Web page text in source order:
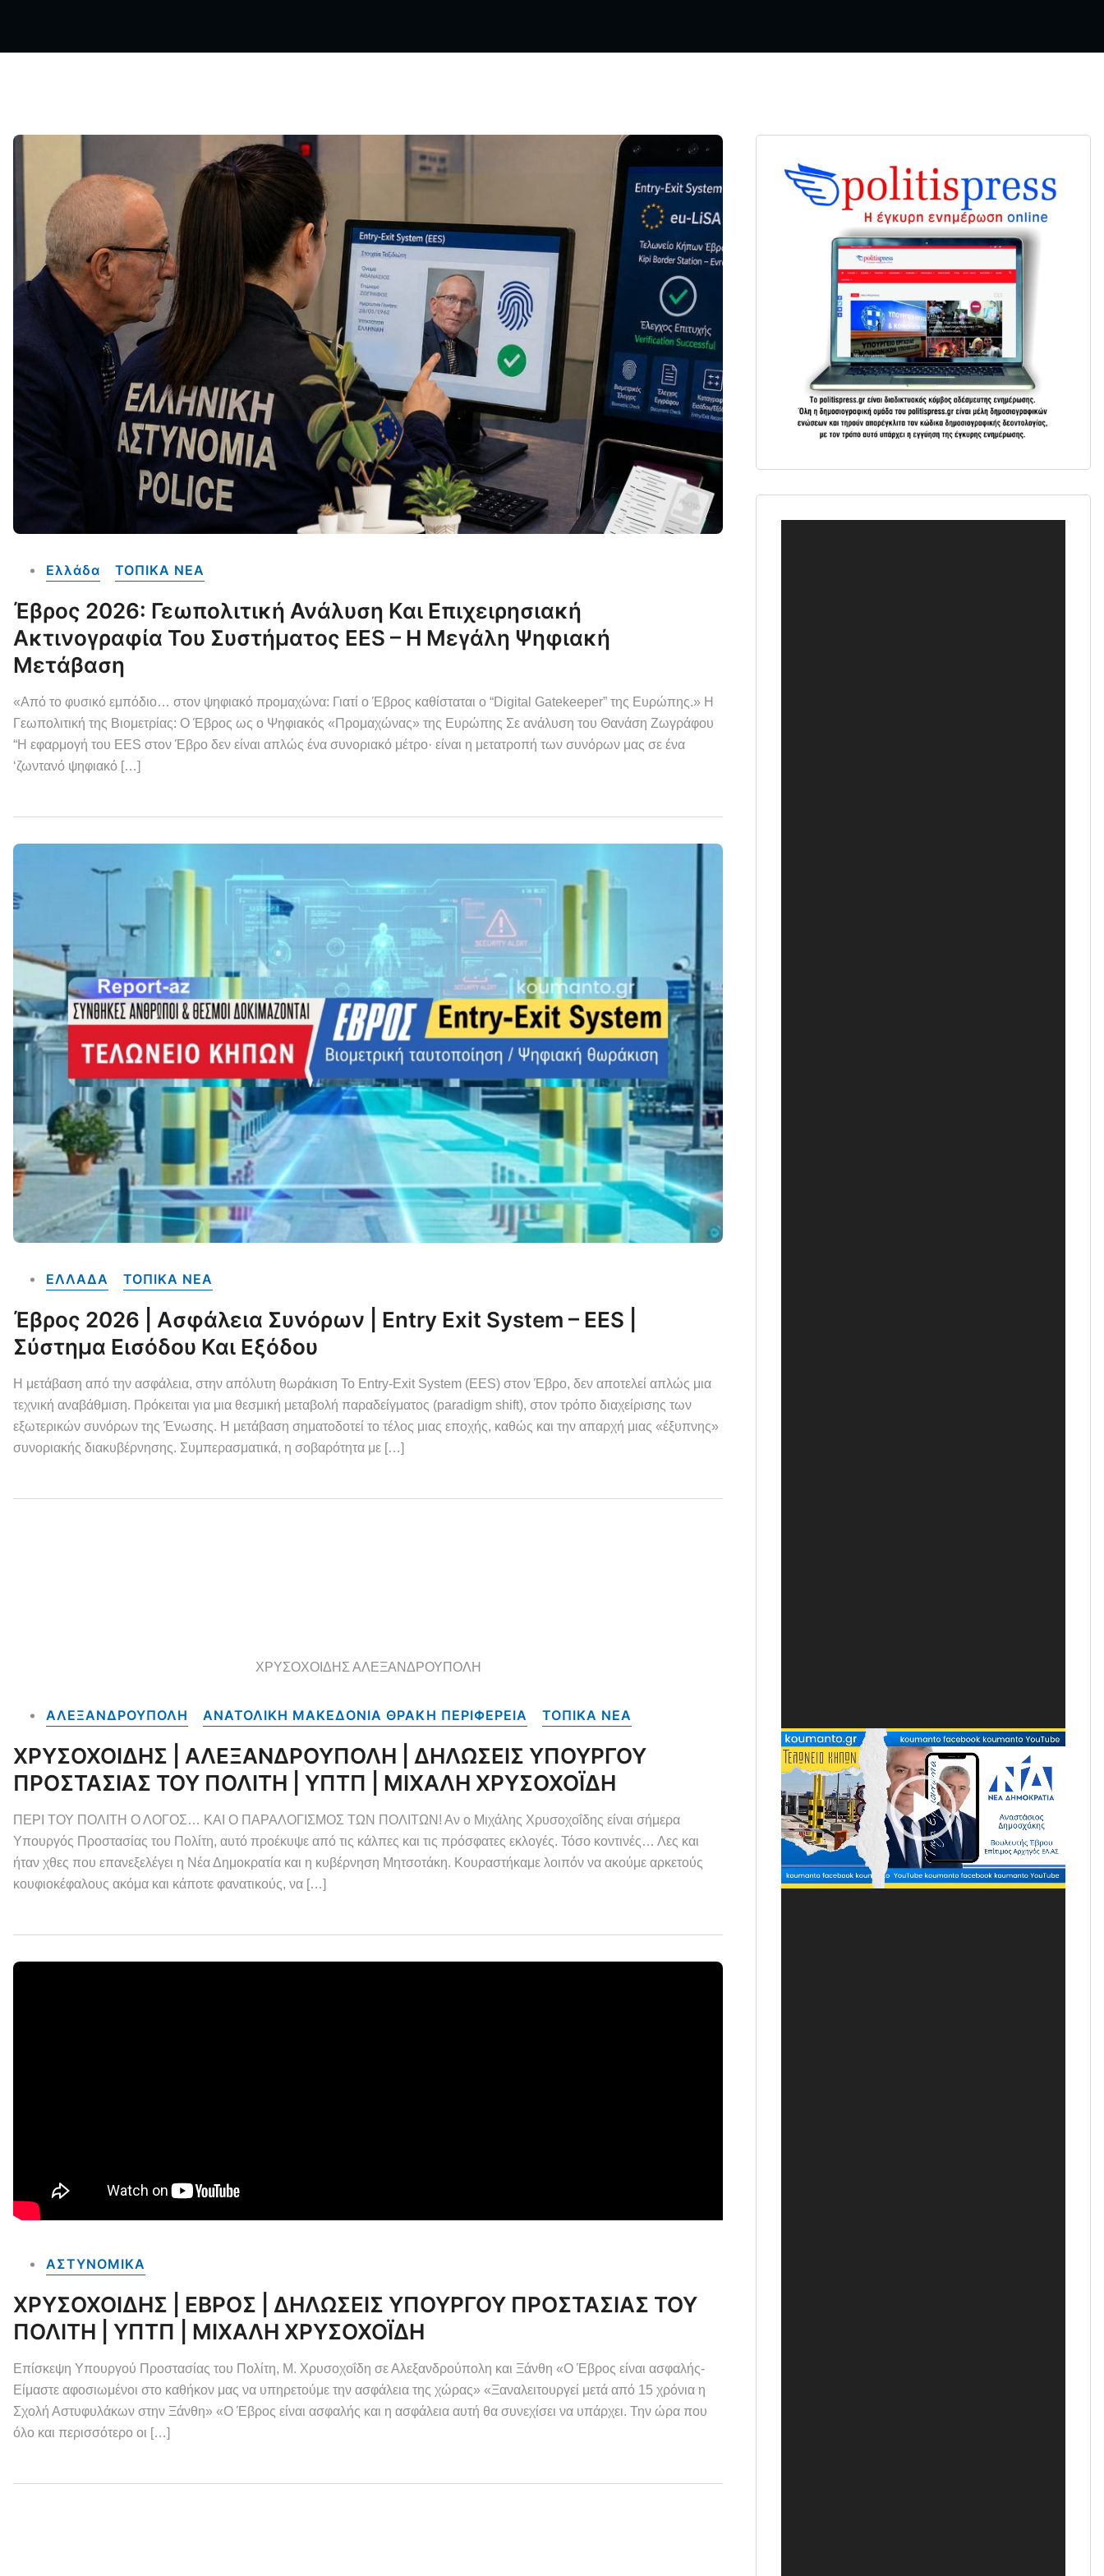
Ελλάδα ΤΟΠΙΚΑ NEA
Έβρος 2026: Γεωπολιτική Ανάλυση Και Επιχειρησιακή
Ακτινογραφία Του Συστήματος EES – Η Μεγάλη Ψηφιακή
Μετάβαση
«Από το φυσικό εμπόδιο… στον ψηφιακό προμαχώνα: Γιατί ο Έβρος καθίσταται ο “Digital Gatekeeper” της Ευρώπης.» Η
Γεωπολιτική της Βιομετρίας: Ο Έβρος ως ο Ψηφιακός «Προμαχώνας» της Ευρώπης Σε ανάλυση του Θανάση Ζωγράφου
“Η εφαρμογή του EES στον Έβρο δεν είναι απλώς ένα συνοριακό μέτρο· είναι η μετατροπή των συνόρων μας σε ένα
‘ζωντανό ψηφιακό […]
ΕΛΛΑΔΑ ΤΟΠΙΚΑ NEA
Έβρος 2026 | Ασφάλεια Συνόρων | Entry Exit System – EES |
Σύστημα Εισόδου Και Εξόδου
Η μετάβαση από την ασφάλεια, στην απόλυτη θωράκιση Το Entry-Exit System (EES) στον Έβρο, δεν αποτελεί απλώς μια
τεχνική αναβάθμιση. Πρόκειται για μια θεσμική μεταβολή παραδείγματος (paradigm shift), στον τρόπο διαχείρισης των
εξωτερικών συνόρων της Ένωσης. Η μετάβαση σηματοδοτεί το τέλος μιας εποχής, καθώς και την απαρχή μιας «έξυπνης»
συνοριακής διακυβέρνησης. Συμπερασματικά, η σοβαρότητα με […]
ΧΡΥΣΟΧΟΙΔΗΣ ΑΛΕΞΑΝΔΡΟΥΠΟΛΗ
ΑΛΕΞΑΝΔΡΟΥΠΟΛΗ ΑΝΑΤΟΛΙΚΗ ΜΑΚΕΔΟΝΙΑ ΘΡΑΚΗ ΠΕΡΙΦΕΡΕΙΑ ΤΟΠΙΚΑ NEA
ΧΡΥΣΟΧΟΙΔΗΣ | ΑΛΕΞΑΝΔΡΟΥΠΟΛΗ | ΔΗΛΩΣΕΙΣ ΥΠΟΥΡΓΟΥ
ΠΡΟΣΤΑΣΙΑΣ ΤΟΥ ΠΟΛΙΤΗ | ΥΠΤΠ | ΜΙΧΑΛΗ ΧΡΥΣΟΧΟΪΔΗ
ΠΕΡΙ ΤΟΥ ΠΟΛΙΤΗ Ο ΛΟΓΟΣ… ΚΑΙ Ο ΠΑΡΑΛΟΓΙΣΜΟΣ ΤΩΝ ΠΟΛΙΤΩΝ! Αν ο Μιχάλης Χρυσοχοΐδης είναι σήμερα
Υπουργός Προστασίας του Πολίτη, αυτό προέκυψε από τις κάλπες και τις πρόσφατες εκλογές. Τόσο κοντινές… Λες και
ήταν χθες που επανεξελέγει η Νέα Δημοκρατία και η κυβέρνηση Μητσοτάκη. Κουραστήκαμε λοιπόν να ακούμε αρκετούς
κουφιοκέφαλους ακόμα και κάποτε φανατικούς, να […]
ΑΣΤΥΝΟΜΙΚΑ
ΧΡΥΣΟΧΟΙΔΗΣ | ΕΒΡΟΣ | ΔΗΛΩΣΕΙΣ ΥΠΟΥΡΓΟΥ ΠΡΟΣΤΑΣΙΑΣ ΤΟΥ
ΠΟΛΙΤΗ | ΥΠΤΠ | ΜΙΧΑΛΗ ΧΡΥΣΟΧΟΪΔΗ
Επίσκεψη Υπουργού Προστασίας του Πολίτη, Μ. Χρυσοχοΐδη σε Αλεξανδρούπολη και Ξάνθη «Ο Έβρος είναι ασφαλής-
Είμαστε αφοσιωμένοι στο καθήκον μας να υπηρετούμε την ασφάλεια της χώρας» «Ξαναλειτουργεί μετά από 15 χρόνια η
Σχολή Αστυφυλάκων στην Ξάνθη» «Ο Έβρος είναι ασφαλής και η ασφάλεια αυτή θα συνεχίσει να υπάρχει. Την ώρα που
όλο και περισσότερο οι […]